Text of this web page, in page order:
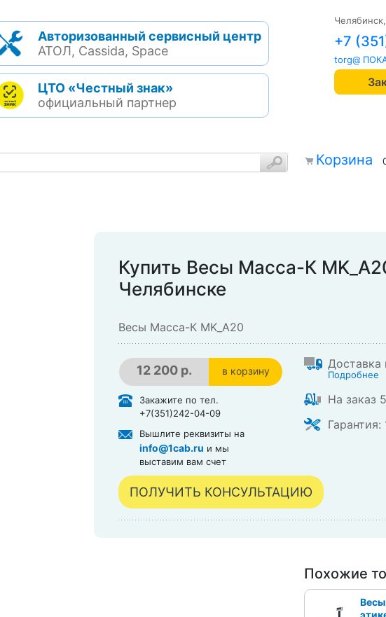
Авторизованный сервисный центр
АТОЛ, Cassida, Space
ЦТО «Честный знак»
официальный партнер
+7
Корзина
Купить Весы Масса-К
Челябинске
Весы Масса-К MK_A20
12 200 р. в корзину
Закажите по тел.
+7(351)242-04-09
Вышлите реквизиты на
info@1cab.ru и мы
выставим вам счет
Доставка
Подробнее
На заказ
Гарантия:
ПОЛУЧИТЬ КОНСУЛЬТАЦИЮ
Похожие
Весы